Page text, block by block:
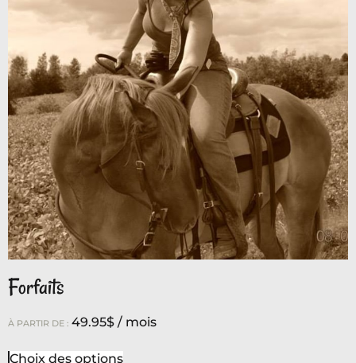
Forfaits
À PARTIR DE : 49.95$ / mois
Choix des options